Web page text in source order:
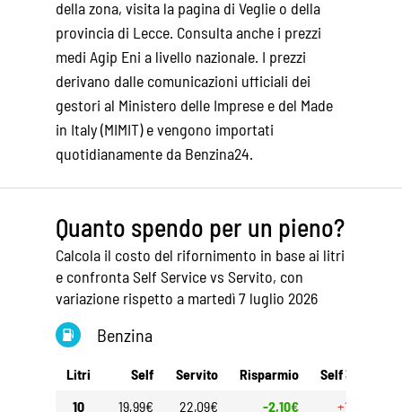
della zona, visita la pagina di Veglie o della
provincia di Lecce. Consulta anche i prezzi
medi Agip Eni a livello nazionale. I prezzi
derivano dalle comunicazioni ufficiali dei
gestori al Ministero delle Imprese e del Made
in Italy (MIMIT) e vengono importati
quotidianamente da Benzina24.
Quanto spendo per un pieno?
Calcola il costo del rifornimento in base ai litri
e confronta Self Service vs Servito, con
variazione rispetto a martedì 7 luglio 2026
Benzina
Litri Self Servito Risparmio Self 30gg
10
19,99€ 22,09€ -2,10€ +1,70€